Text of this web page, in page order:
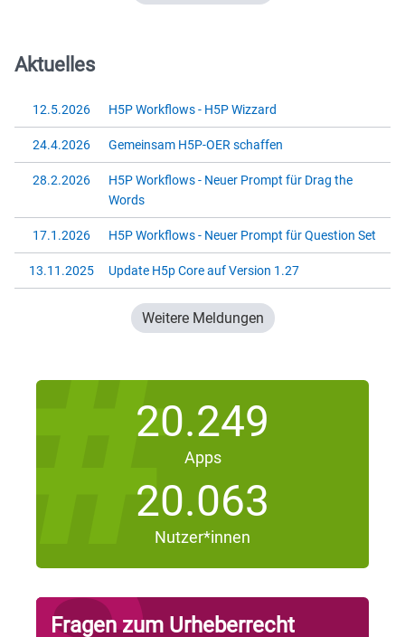
Aktuelles
12.5.2026 H5P Workflows - H5P Wizzard
24.4.2026 Gemeinsam H5P-OER schaffen
28.2.2026
H5P Workflows - Neuer Prompt für Drag the
Words
17.1.2026 H5P Workflows - Neuer Prompt für Question Set
13.11.2025 Update H5p Core auf Version 1.27
Weitere Meldungen
20.249
Apps
20.063
Nutzer*innen
Fragen zum Urheberrecht